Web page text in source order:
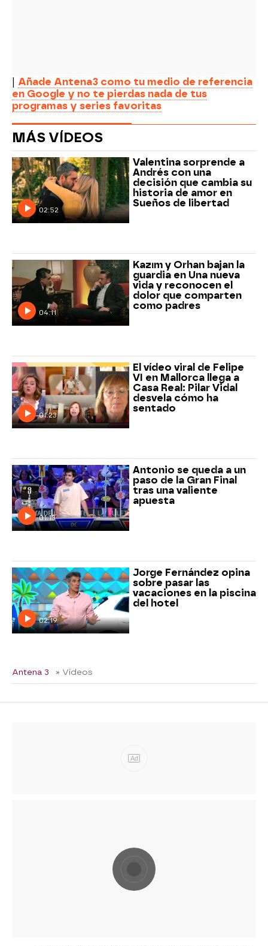
Añade Antena3 como tu medio de referencia
en Google y no te pierdas nada de tus
programas y series favoritas
MÁS VÍDEOS
02:52
Valentina sorprende a
Andrés con una
decisión que cambia su
historia de amor en
Sueños de libertad
04:11
Kazım y Orhan bajan la
guardia en Una nueva
vida y reconocen el
dolor que comparten
como padres
01:23
El vídeo viral de Felipe
VI en Mallorca llega a
Casa Real: Pilar Vidal
desvela cómo ha
sentado
01:13
Antonio se queda a un
paso de la Gran Final
tras una valiente
apuesta
02:19
Jorge Fernández opina
sobre pasar las
vacaciones en la piscina
del hotel
Antena 3 » Vídeos